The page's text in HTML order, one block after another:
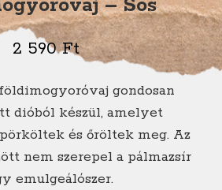
– Sós
2 590Ft
gondosan
dióból készül, amelyet
és őröltek meg. Az
nem szerepel a pálmazsír
emulgeálószer.